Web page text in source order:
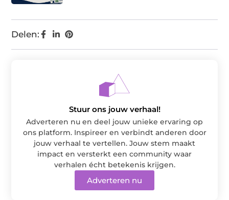
Delen:
Stuur ons jouw verhaal!
Adverteren nu en deel jouw unieke ervaring op
ons platform. Inspireer en verbindt anderen door
jouw verhaal te vertellen. Jouw stem maakt
impact en versterkt een community waar
verhalen écht betekenis krijgen.
Adverteren nu